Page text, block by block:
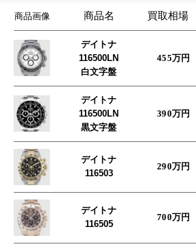
商品画像 商品名 買取相場
デイトナ
116500LN
白文字盤
455万円
デイトナ
116500LN
黒文字盤
390万円
デイトナ
116503
290万円
デイトナ
116505
700万円